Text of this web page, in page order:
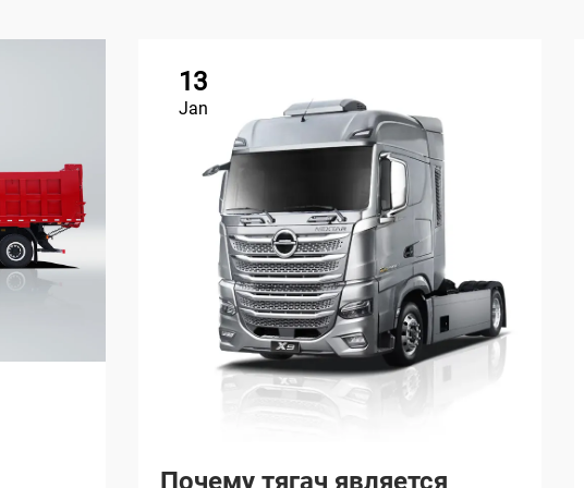
13
Jan
Почему тягач является